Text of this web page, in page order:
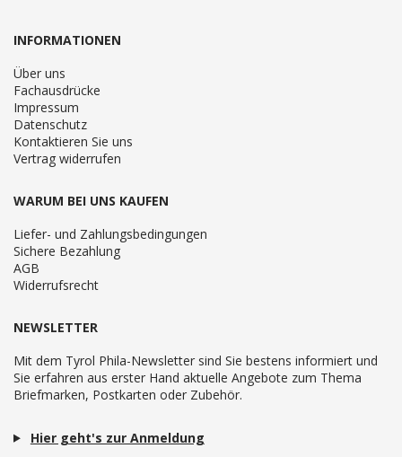
INFORMATIONEN
Über uns
Fachausdrücke
Impressum
Datenschutz
Kontaktieren Sie uns
Vertrag widerrufen
WARUM BEI UNS KAUFEN
Liefer- und Zahlungsbedingungen
Sichere Bezahlung
AGB
Widerrufsrecht
NEWSLETTER
Mit dem Tyrol Phila-Newsletter sind Sie bestens informiert und
Sie erfahren aus erster Hand aktuelle Angebote zum Thema
Briefmarken, Postkarten oder Zubehör.
Hier geht's zur Anmeldung